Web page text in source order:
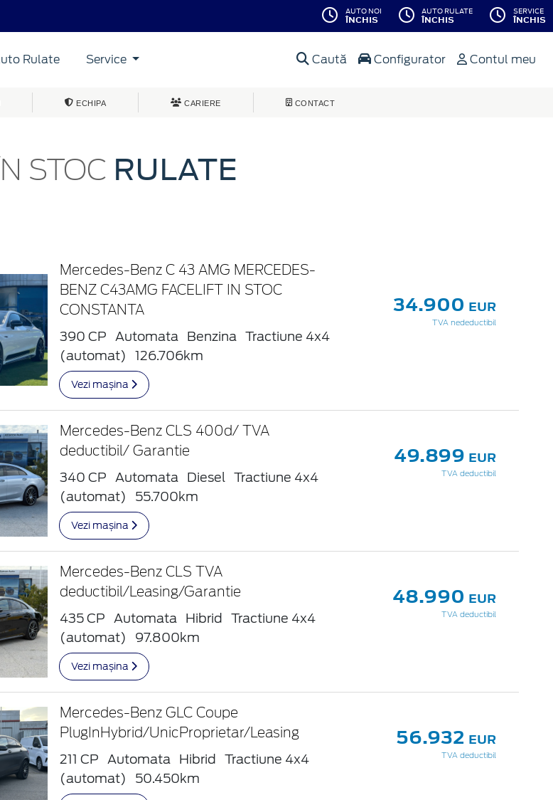
AUTO NOI
ÎNCHIS
AUTO RULATE
ÎNCHIS
SERVICE
ÎNCHIS
Rulate Service Caută Configurator Contul meu
ECHIPA CARIERE CONTACT
STOC RULATE
Mercedes-Benz C 43 AMG MERCEDES-
BENZ C43AMG FACELIFT IN STOC
CONSTANTA
390 CP Automata Benzina
Tractiune 4x4
(automat)
126.706km
34.900 EUR
TVA nedeductibil
Vezi mașina
Mercedes-Benz CLS 400d/ TVA
deductibil/ Garantie
340 CP Automata Diesel
Tractiune 4x4
(automat)
55.700km
49.899 EUR
TVA deductibil
Vezi mașina
Mercedes-Benz CLS TVA
deductibil/Leasing/Garantie
435 CP Automata Hibrid
Tractiune 4x4
(automat)
97.800km
48.990 EUR
TVA deductibil
Vezi mașina
Mercedes-Benz GLC Coupe
PlugInHybrid/UnicProprietar/Leasing
211 CP Automata Hibrid
Tractiune 4x4
(automat)
50.450km
56.932 EUR
TVA deductibil